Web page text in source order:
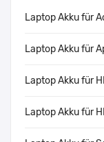
Laptop Akku für
Laptop Akku für
Laptop Akku für
Laptop Akku für